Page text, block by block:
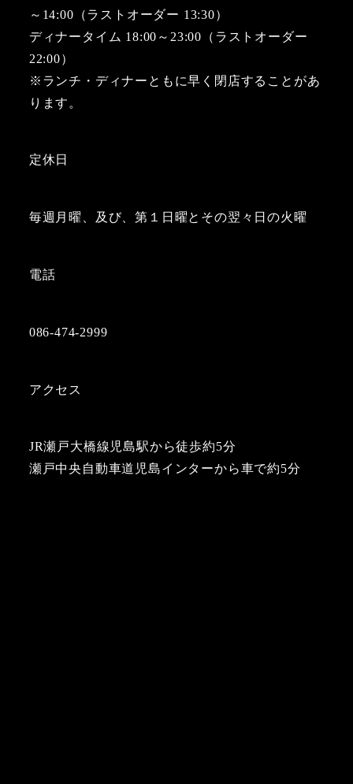
～14:00（ラストオーダー 13:30）
ディナータイム 18:00～23:00（ラストオーダー
22:00）
※ランチ・ディナーともに早く閉店することがあ
ります。
定休日
毎週月曜、及び、第１日曜とその翌々日の火曜
電話
086-474-2999
アクセス
JR瀬戸大橋線児島駅から徒歩約5分
瀬戸中央自動車道児島インターから車で約5分